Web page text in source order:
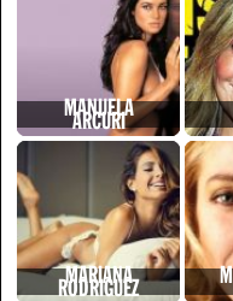
MANUELA
ARCURI
MARIANA
RODRIGUEZ